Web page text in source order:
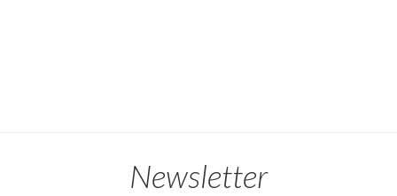
Newsletter